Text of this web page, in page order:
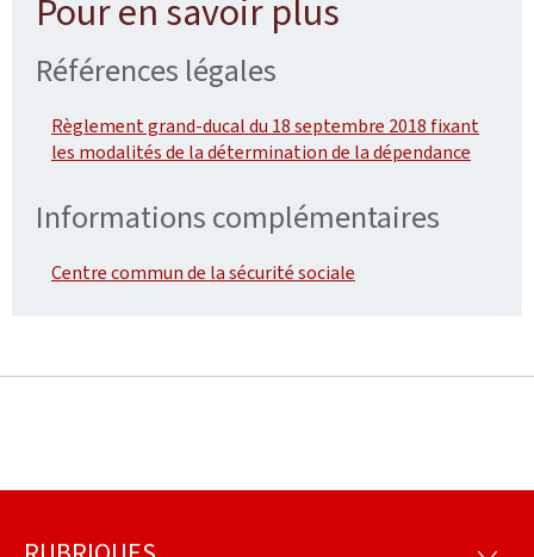
Pour en savoir plus
Références légales
Règlement grand-ducal du 18 septembre 2018 fixant
les modalités de la détermination de la dépendance
Informations complémentaires
Centre commun de la sécurité sociale